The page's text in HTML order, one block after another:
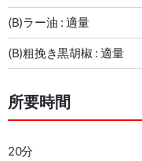
(B)ラー油 : 適量
(B)粗挽き黒胡椒 : 適量
所要時間
20分